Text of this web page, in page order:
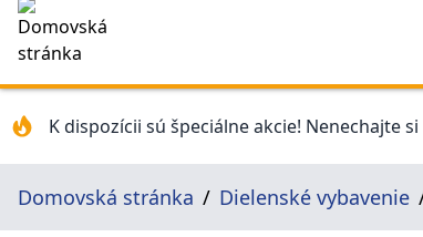
K dispozícii sú špeciálne akcie! Nenechajte
Domovská stránka Dielenské vybavenie